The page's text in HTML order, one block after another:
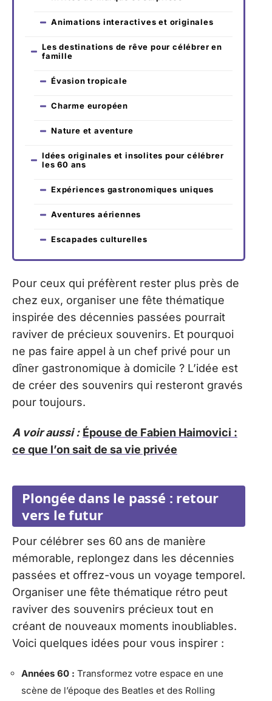
Animations interactives et originales
Les destinations de rêve pour célébrer en
famille
Évasion tropicale
Charme européen
Nature et aventure
Idées originales et insolites pour célébrer
les 60 ans
Expériences gastronomiques uniques
Aventures aériennes
Escapades culturelles
Pour ceux qui préfèrent rester plus près de
chez eux, organiser une fête thématique
inspirée des décennies passées pourrait
raviver de précieux souvenirs. Et pourquoi
ne pas faire appel à un chef privé pour un
dîner gastronomique à domicile ? L’idée est
de créer des souvenirs qui resteront gravés
pour toujours.
A voir aussi : Épouse de Fabien Haimovici :
ce que l’on sait de sa vie privée
Plongée dans le passé : retour
vers le futur
Pour célébrer ses 60 ans de manière
mémorable, replongez dans les décennies
passées et offrez-vous un voyage temporel.
Organiser une fête thématique rétro peut
raviver des souvenirs précieux tout en
créant de nouveaux moments inoubliables.
Voici quelques idées pour vous inspirer :
Années 60 : Transformez votre espace en une
scène de l’époque des Beatles et des Rolling